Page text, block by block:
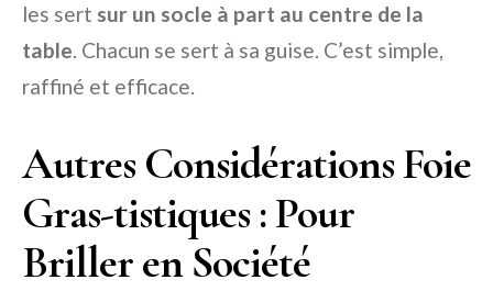
les sert sur un socle à part au centre de la
table. Chacun se sert à sa guise. C’est simple,
raffiné et efficace.
Autres Considérations Foie
Gras-tistiques : Pour
Briller en Société